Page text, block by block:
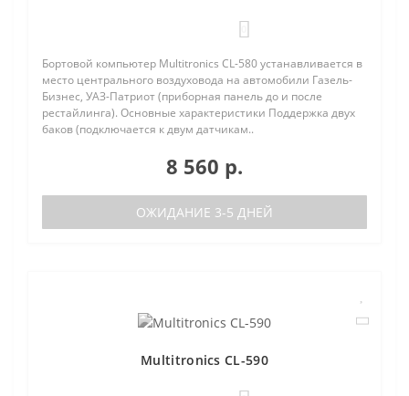
Бортовой компьютер Multitronics CL-580 устанавливается в
место центрального воздуховода на автомобили Газель-
Бизнес, УАЗ-Патриот (приборная панель до и после
рестайлинга). Основные характеристики Поддержка двух
баков (подключается к двум датчикам..
8 560 р.
ОЖИДАНИЕ 3-5 ДНЕЙ
Multitronics CL-590